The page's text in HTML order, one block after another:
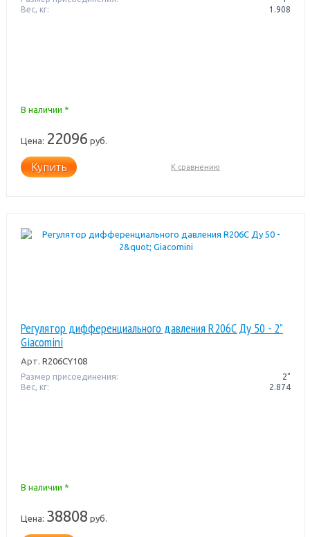
Вес, кг:
1.908
В наличии *
Цена: 22096 руб.
Купить К сравнению
Регулятор дифференциального давления R206C Ду 50 - 2"
Giacomini
Арт. R206CY108
Размер присоединения:
2"
Вес, кг:
2.874
В наличии *
Цена: 38808 руб.